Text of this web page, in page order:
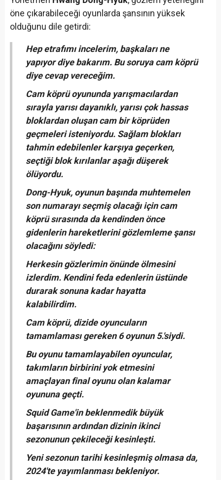
öne çıkarabileceği oyunlarda şansının yüksek
olduğunu dile getirdi:
Hep etrafımı incelerim, başkaları ne
yapıyor diye bakarım. Bu soruya cam köprü
diye cevap vereceğim.
Cam köprü oyununda yarışmacılardan
sırayla yarısı dayanıklı, yarısı çok hassas
bloklardan oluşan cam bir köprüden
geçmeleri isteniyordu. Sağlam blokları
tahmin edebilenler karşıya geçerken,
seçtiği blok kırılanlar aşağı düşerek
ölüyordu.
Dong-Hyuk, oyunun başında muhtemelen
son numarayı seçmiş olacağı için cam
köprü sırasında da kendinden önce
gidenlerin hareketlerini gözlemleme şansı
olacağını söyledi:
Herkesin gözlerimin önünde ölmesini
izlerdim. Kendini feda edenlerin üstünde
durarak sonuna kadar hayatta
kalabilirdim.
Cam köprü, dizide oyuncuların
tamamlaması gereken 6 oyunun 5.'siydi.
Bu oyunu tamamlayabilen oyuncular,
takımların birbirini yok etmesini
amaçlayan final oyunu olan kalamar
oyununa geçti.
Squid Game'in beklenmedik büyük
başarısının ardından dizinin ikinci
sezonunun çekileceği kesinleşti.
Yeni sezonun tarihi kesinleşmiş olmasa da,
2024'te yayımlanması bekleniyor.